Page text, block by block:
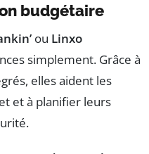
budgétaire
ou Linxo
simplement. Grâce à
elles aident les
et à planifier leurs